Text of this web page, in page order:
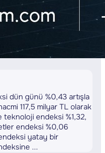
dün günü %0,43 artışla
117,5 milyar TL olarak
teknoloji endeksi %1,32,
endeksi %0,06
yatay bir
...